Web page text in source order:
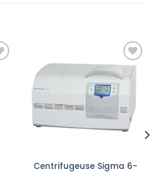
Ajouter
à la liste
d’envies
Centrifugeuse Sigma 6-